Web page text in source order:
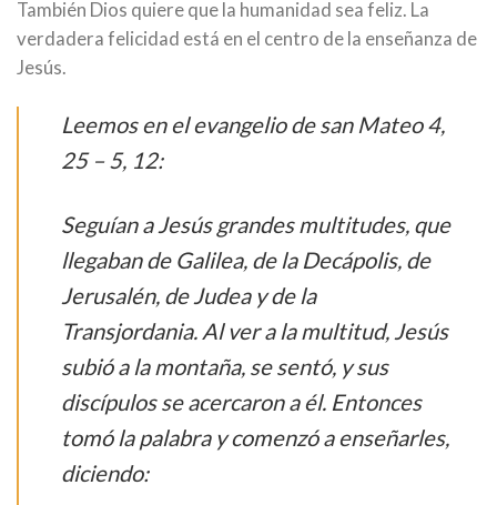
También Dios quiere que la humanidad sea feliz. La
verdadera felicidad está en el centro de la enseñanza de
Jesús.
Leemos en el evangelio de san Mateo 4,
25 – 5, 12:
Seguían a Jesús grandes multitudes, que
llegaban de Galilea, de la Decápolis, de
Jerusalén, de Judea y de la
Transjordania. Al ver a la multitud, Jesús
subió a la montaña, se sentó, y sus
discípulos se acercaron a él. Entonces
tomó la palabra y comenzó a enseñarles,
diciendo: